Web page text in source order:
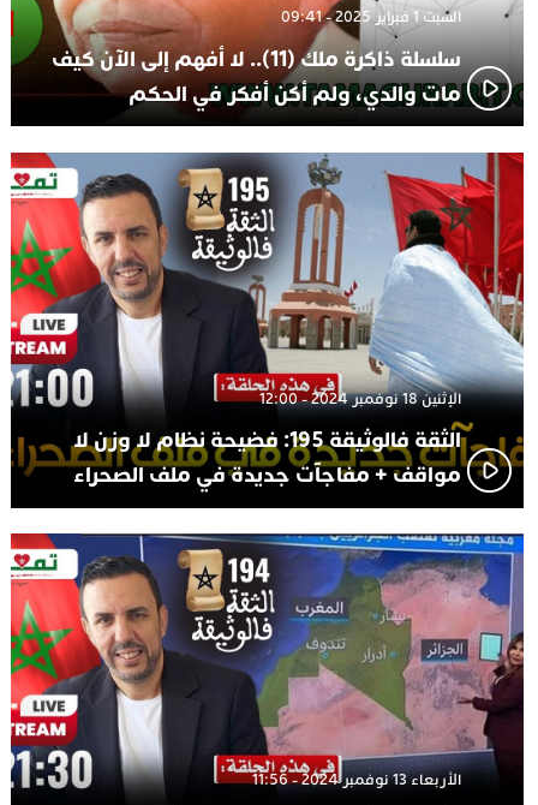
السبت 1 فبراير 2025 - 09:41
سلسلة ذاكرة ملك (11).. لا أفهم إلى الآن كيف
مات والدي، ولم أكن أفكر في الحكم
الإثنين 18 نوفمبر 2024 - 12:00
الثقة فالوثيقة 195: فضيحة نظام لا وزن لا
مواقف + مفاجآت جديدة في ملف الصحراء
الأربعاء 13 نوفمبر 2024 - 11:56